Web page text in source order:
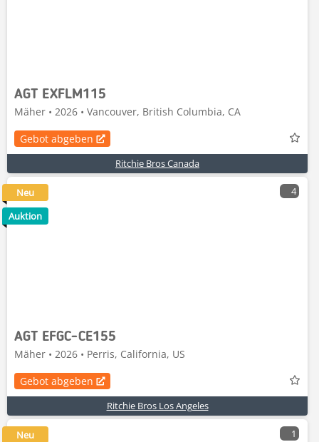
AGT EXFLM115
Mäher • 2026 • Vancouver, British Columbia, CA
Gebot abgeben
Ritchie Bros Canada
4
AGT EFGC-CE155
Mäher • 2026 • Perris, California, US
Gebot abgeben
Ritchie Bros Los Angeles
Neu
Auktion
1
Neu